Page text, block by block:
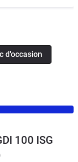
d'occasion
100 ISG